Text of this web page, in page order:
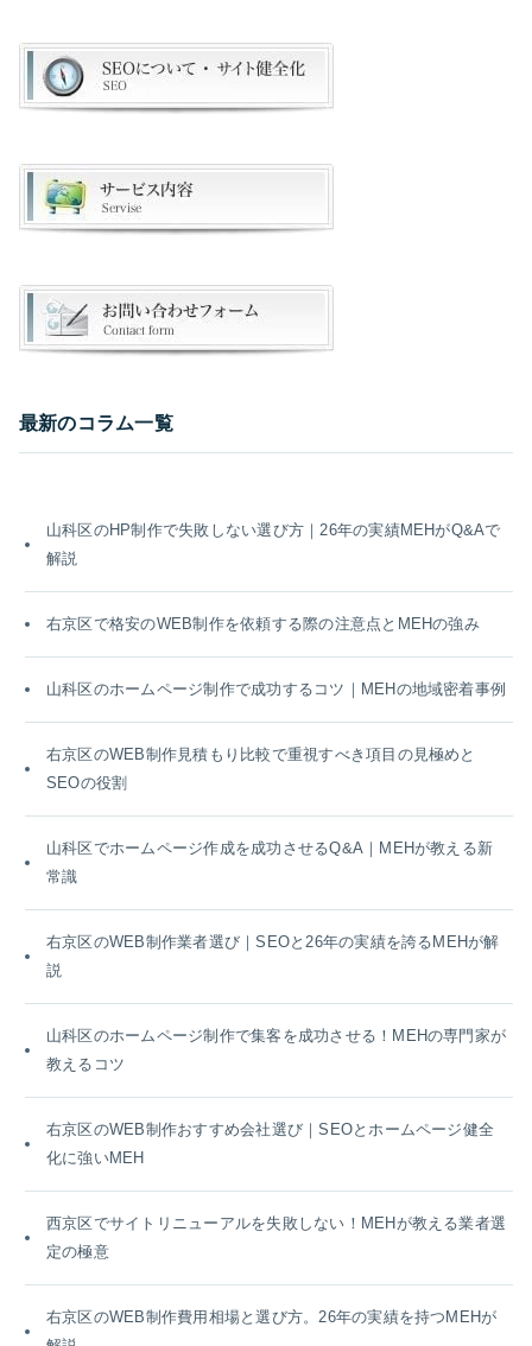
最新のコラム一覧
山科区のHP制作で失敗しない選び方｜26年の実績MEHがQ&Aで
解説
右京区で格安のWEB制作を依頼する際の注意点とMEHの強み
山科区のホームページ制作で成功するコツ｜MEHの地域密着事例
右京区のWEB制作見積もり比較で重視すべき項目の見極めと
SEOの役割
山科区でホームページ作成を成功させるQ&A｜MEHが教える新
常識
右京区のWEB制作業者選び｜SEOと26年の実績を誇るMEHが解
説
山科区のホームページ制作で集客を成功させる！MEHの専門家が
教えるコツ
右京区のWEB制作おすすめ会社選び｜SEOとホームページ健全
化に強いMEH
西京区でサイトリニューアルを失敗しない！MEHが教える業者選
定の極意
右京区のWEB制作費用相場と選び方。26年の実績を持つMEHが